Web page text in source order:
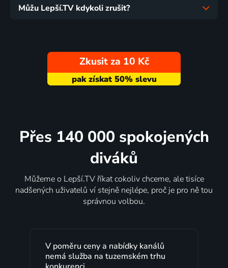
Můžu Lepší.TV kdykoli zrušit?
Zkusit za 10 Kč
Přes 140 000 spokojených
diváků
Můžeme o Lepší.TV říkat cokoliv chceme, ale tisíce
nadšených uživatelů ví stejně nejlépe, proč je pro ně tou
správnou volbou.
V poměru ceny a nabídky kanálů
nemá služba na tuzemském trhu